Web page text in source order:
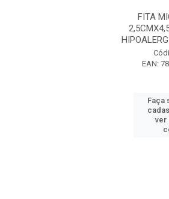
FITA
EAN:
Faça
ver